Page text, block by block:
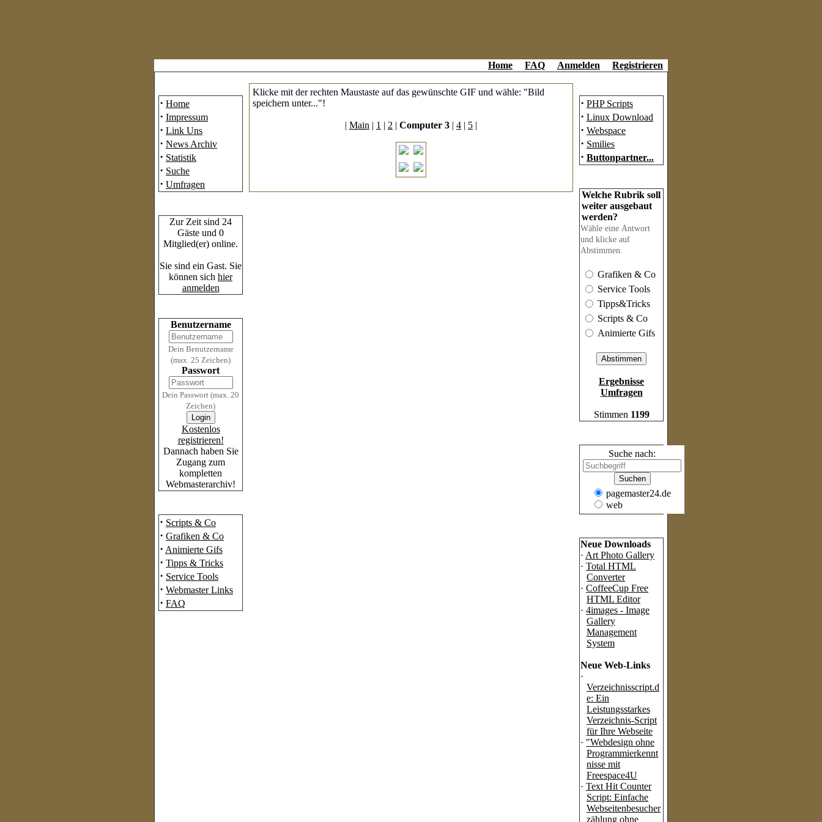
Home FAQ Anmelden Registrieren
· Home
· Impressum
· Link Uns
· News Archiv
· Statistik
· Suche
· Umfragen
Zur Zeit sind 24
Gäste und 0
Mitglied(er) online.
Sie sind ein Gast. Sie
können sich hier
anmelden
Benutzername
Dein Benutzername
(max. 25 Zeichen)
Passwort
Dein Passwort (max. 20
Zeichen)
Kostenlos
registrieren!
Dannach haben Sie
Zugang zum
kompletten
Webmasterarchiv!
· Scripts & Co
· Grafiken & Co
· Animierte Gifs
· Tipps & Tricks
· Service Tools
· Webmaster Links
· FAQ
Klicke mit der rechten Maustaste auf das gewünschte GIF und wähle: "Bild
speichern unter..."!
| Main | 1 | 2 | Computer 3 | 4 | 5 |
· PHP Scripts
· Linux Download
· Webspace
· Smilies
· Buttonpartner...
Welche Rubrik soll
weiter ausgebaut
werden?
Wähle eine Antwort
und klicke auf
Abstimmen.
Grafiken & Co
Service Tools
Tipps&Tricks
Scripts & Co
Animierte Gifs
Ergebnisse
Umfragen
Stimmen 1199
Suche nach:
pagemaster24.de
web
Neue Downloads
· Art Photo Gallery
· Total HTML
Converter
· CoffeeCup Free
HTML Editor
· 4images - Image
Gallery
Management
System
Neue Web-Links
·
Verzeichnisscript.d
e: Ein
Leistungsstarkes
Verzeichnis-Script
für Ihre Webseite
· "Webdesign ohne
Programmierkennt
nisse mit
Freespace4U
· Text Hit Counter
Script: Einfache
Webseitenbesucher
zählung ohne